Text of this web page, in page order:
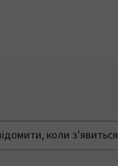
коли з'явиться